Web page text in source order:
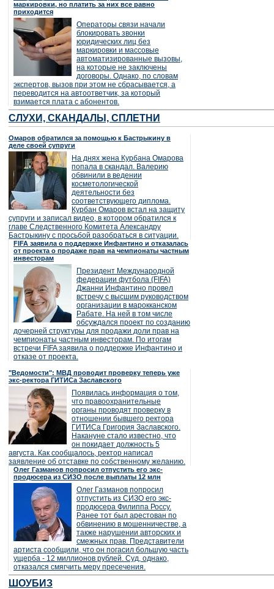
маркировки, но платить за них все равно
приходится
Операторы связи начали
блокировать звонки
юридических лиц без
маркировки и массовые
автоматизированные вызовы,
на которые не заключены
договоры. Однако, по словам
экспертов, вызов при этом не сбрасывается, а
переводится на автоответчик, за который
взимается плата с абонентов.
СЛУХИ, СКАНДАЛЫ, СПЛЕТНИ
Омаров обратился за помощью к Бастрыкину в
деле своей супруги
На днях жена Курбана Омарова
попала в скандал. Валерию
обвинили в ведении
косметологической
деятельности без
соответствующего диплома.
Курбан Омаров встал на защиту
супруги и записал видео, в котором обратился к
главе Следственного Комитета Александру
Бастрыкину с просьбой разобраться в ситуации.
FIFA заявила о поддержке Инфантино и отказалась
от проекта о продаже прав на чемпионаты частным
инвесторам
Президент Международной
федерации футбола (FIFA)
Джанни Инфантино провел
встречу с высшим руководством
организации в марокканском
Рабате. На ней в том числе
обсуждался проект по созданию
дочерней структуры для продажи доли прав на
чемпионаты частным инвесторам. По итогам
встречи FIFA заявила о поддержке Инфантино и
отказе от проекта.
"Ведомости": МВД проводит проверку теперь уже
экс-ректора ГИТИСа Заславского
Появилась информация о том,
что правоохранительные
органы проводят проверку в
отношении бывшего ректора
ГИТИСа Григория Заславского.
Накануне стало известно, что
он покидает должность 5
августа. Как сообщалось, ректор написал
заявление об отставке по собственному желанию.
Олег Газманов попросил отпустить его экс-
продюсера из СИЗО после выплаты 12 млн
Олег Газманов попросил
отпустить из СИЗО его экс-
продюсера Филиппа Россу.
Ранее тот был арестован по
обвинению в мошенничестве, а
также нарушении авторских и
смежных прав. Представители
артиста сообщили, что он погасил большую часть
ущерба - 12 миллионов рублей. Суд, однако,
отказался смягчить меру пресечения.
ШОУБИЗ